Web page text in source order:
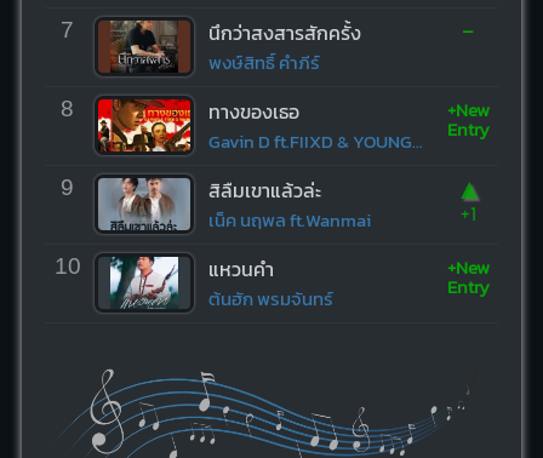
7 นึกว่าสงสารสักครั้ง
พงษ์สิทธิ์ คำภีร์
-
8 ทางของเธอ
Gavin D ft.FIIXD & YOUNGOHM
+New
Entry
9 สิลืมเขาแล้วล่ะ
เน็ค นฤพล ft.Wanmai
▲
+1
10 แหวนคำ
ต้นฮัก พรมจันทร์
+New
Entry